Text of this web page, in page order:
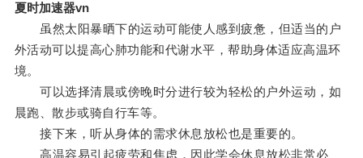
夏时加速器vn
虽然太阳暴晒下的运动可能使人感到疲惫，但适当的户
外活动可以提高心肺功能和代谢水平，帮助身体适应高温环
境。
可以选择清晨或傍晚时分进行较为轻松的户外运动，如
晨跑、散步或骑自行车等。
接下来，听从身体的需求休息放松也是重要的。
高温容易引起疲劳和焦虑，因此学会休息放松非常必